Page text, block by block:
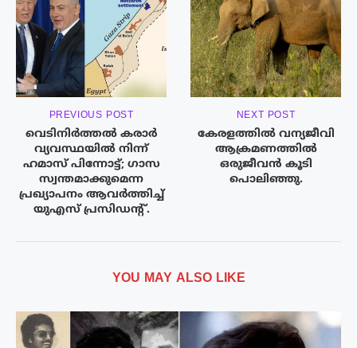
PREVIOUS POST
വെടിനിര്‍ത്തല്‍ കരാര്‍
വ്യവസ്ഥയില്‍ നിന്ന്
ഹമാസ് പിന്നോട്ട്; ഗാസ
സ്വന്തമാക്കുമെന്ന
പ്രഖ്യാപനം ആവർത്തിച്ച്
യുഎസ് പ്രസിഡന്റ്.
NEXT POST
കേരളത്തിൽ വന്യജീവി
ആക്രമണത്തില്‍
ഒരുജീവന്‍ കൂടി
പൊലിഞ്ഞു.
YOU MAY ALSO LIKE